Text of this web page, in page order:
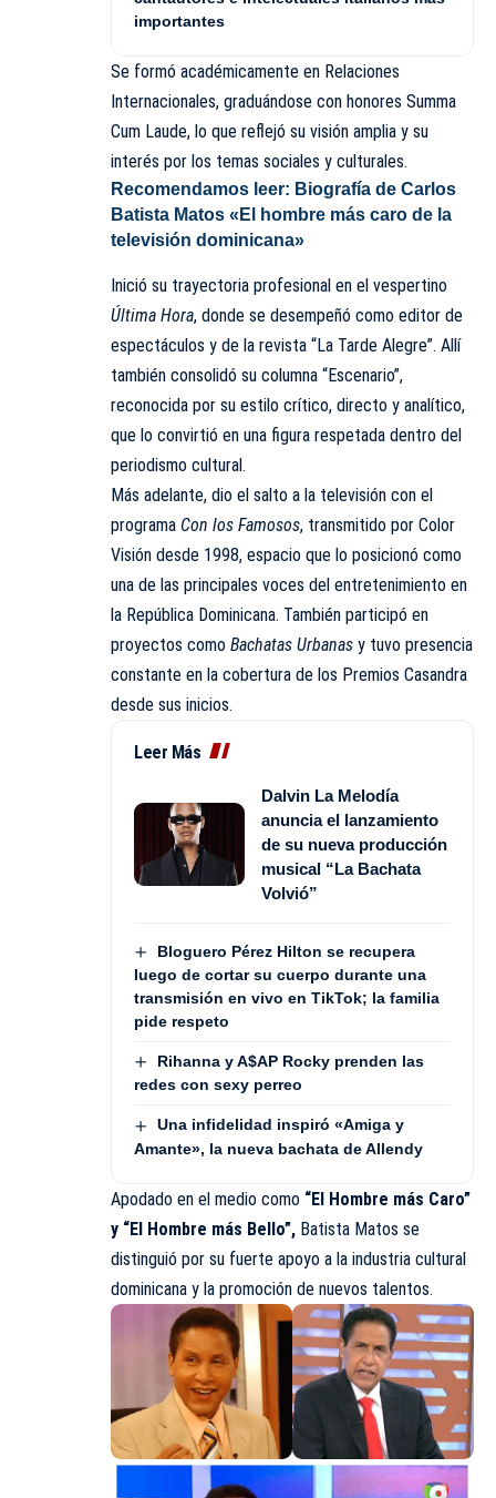
importantes
Se formó académicamente en Relaciones
Internacionales, graduándose con honores Summa
Cum Laude, lo que reflejó su visión amplia y su
interés por los temas sociales y culturales.
Recomendamos leer: Biografía de Carlos
Batista Matos «El hombre más caro de la
televisión dominicana»
Inició su trayectoria profesional en el vespertino
Última Hora, donde se desempeñó como editor de
espectáculos y de la revista “La Tarde Alegre”. Allí
también consolidó su columna “Escenario”,
reconocida por su estilo crítico, directo y analítico,
que lo convirtió en una figura respetada dentro del
periodismo cultural.
Más adelante, dio el salto a la televisión con el
programa Con los Famosos, transmitido por Color
Visión desde 1998, espacio que lo posicionó como
una de las principales voces del entretenimiento en
la República Dominicana. También participó en
proyectos como Bachatas Urbanas y tuvo presencia
constante en la cobertura de los Premios Casandra
desde sus inicios.
Leer Más
Dalvin La Melodía
anuncia el lanzamiento
de su nueva producción
musical “La Bachata
Volvió”
Bloguero Pérez Hilton se recupera
luego de cortar su cuerpo durante una
transmisión en vivo en TikTok; la familia
pide respeto
Rihanna y A$AP Rocky prenden las
redes con sexy perreo
Una infidelidad inspiró «Amiga y
Amante», la nueva bachata de Allendy
Apodado en el medio como “El Hombre más Caro”
y “El Hombre más Bello”, Batista Matos se
distinguió por su fuerte apoyo a la industria cultural
dominicana y la promoción de nuevos talentos.